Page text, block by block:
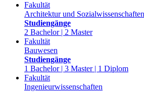
Fakultät
Architektur und Sozialwissenschaften
Studiengänge
2 Bachelor | 2 Master
Fakultät
Bauwesen
Studiengänge
1 Bachelor | 3 Master | 1 Diplom
Fakultät
Ingenieurwissenschaften